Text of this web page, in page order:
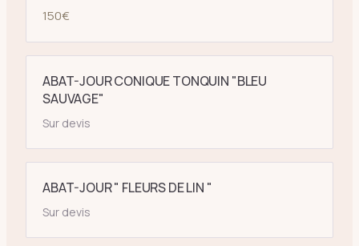
150€
ABAT-JOUR CONIQUE TONQUIN "BLEU
SAUVAGE"
Sur devis
ABAT-JOUR " FLEURS DE LIN "
Sur devis